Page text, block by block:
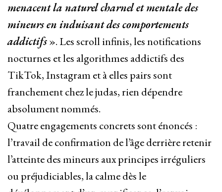
menacent la naturel charnel et mentale des
mineurs en induisant des comportements
addictifs». Les scroll infinis, les notifications
nocturnes et les algorithmes addictifs des
TikTok, Instagram et à elles pairs sont
franchement chez le judas, rien dépendre
absolument nommés.
Quatre engagements concrets sont énoncés :
l’travail de confirmation de l’âge derrière retenir
l’atteinte des mineurs aux principes irréguliers
ou préjudiciables, la calme dès le